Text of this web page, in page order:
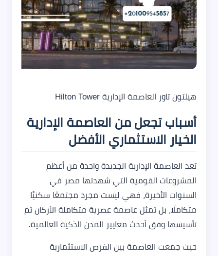
هيلتون تاور العاصمة الإدارية Hilton Tower
أسباب تجعل من العاصمة الإدارية
الخيار الاستثماري الأفضل
تعد العاصمة الإدارية الجديدة واحدة من أعظم
المشروعات القومية التي شهدتها مصر في
السنوات الأخيرة، فهي ليست مجرد مجتمعًا سكنيًا
متكاملًا، بل تمثل عاصمة عصرية متكاملة الأركان تم
تأسيسها وفق أحدث معايير المدن الذكية العالمية.
حيث جمعت العاصمة بين الفرص الاستثمارية